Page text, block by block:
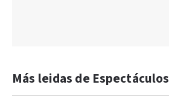
Más leidas de Espectáculos